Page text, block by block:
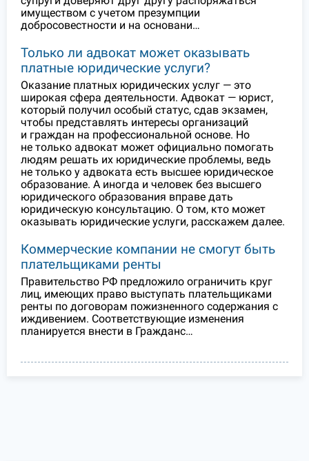
имуществом с учетом презумпции
добросовестности и на основани…
Только ли адвокат может оказывать
платные юридические услуги?
Оказание платных юридических услуг — это
широкая сфера деятельности. Адвокат — юрист,
который получил особый статус, сдав экзамен,
чтобы представлять интересы организаций
и граждан на профессиональной основе. Но
не только адвокат может официально помогать
людям решать их юридические проблемы, ведь
не только у адвоката есть высшее юридическое
образование. А иногда и человек без высшего
юридического образования вправе дать
юридическую консультацию. О том, кто может
оказывать юридические услуги, расскажем далее.
Коммерческие компании не смогут быть
плательщиками ренты
Правительство РФ предложило ограничить круг
лиц, имеющих право выступать плательщиками
ренты по договорам пожизненного содержания с
иждивением. Соответствующие изменения
планируется внести в Гражданс…